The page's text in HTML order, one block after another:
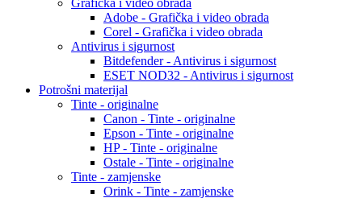
Grafička i video obrada
Adobe - Grafička i video obrada
Corel - Grafička i video obrada
Antivirus i sigurnost
Bitdefender - Antivirus i sigurnost
ESET NOD32 - Antivirus i sigurnost
Potrošni materijal
Tinte - originalne
Canon - Tinte - originalne
Epson - Tinte - originalne
HP - Tinte - originalne
Ostale - Tinte - originalne
Tinte - zamjenske
Orink - Tinte - zamjenske